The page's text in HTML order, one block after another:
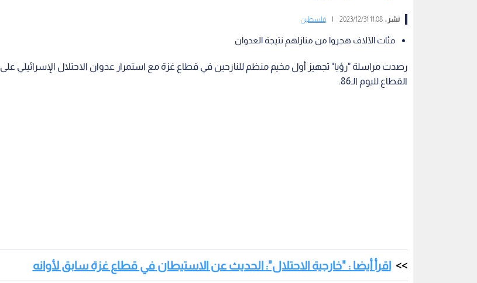
نشر :11:08 2023/12/31 فلسطين
مئات الآلاف هجروا من منازلهم نتيجة العدوان
رصدت مراسلة "رؤيا" تجهيز أول مخيم منظم للنازحين في قطاع غزة مع استمرار عدوان الاحتلال الإسرائيلي على
القطاع لليوم الـ86.
اقرأ أيضا : "خارجية الاحتلال": الحديث عن الاستيطان في قطاع غزة سابق لأوانه